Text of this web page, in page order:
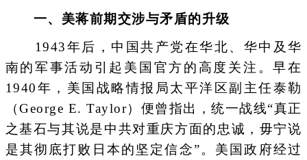
一、美蒋前期交涉与矛盾的升级
1943年后，中国共产党在华北、华中及华
南的军事活动引起美国官方的高度关注。早在
1940年，美国战略情报局太平洋区副主任泰勒
（George E. Taylor）便曾指出，统一战线“真正
之基石与其说是中共对重庆方面的忠诚，毋宁说
是其彻底打败日本的坚定信念”。美国政府经过